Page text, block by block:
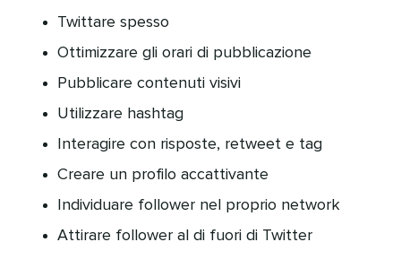
Twittare spesso
Ottimizzare gli orari di pubblicazione
Pubblicare contenuti visivi
Utilizzare hashtag
Interagire con risposte, retweet e tag
Creare un profilo accattivante
Individuare follower nel proprio network
Attirare follower al di fuori di Twitter